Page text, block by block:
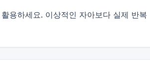
용하세요. 이상적인 자아보다 실제 반복